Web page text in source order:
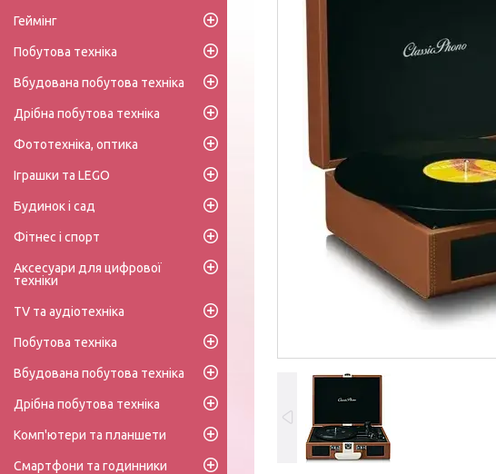
Геймінг
Побутова техніка
Вбудована побутова техніка
Дрібна побутова техніка
Фототехніка, оптика
Іграшки та LEGO
Будинок і сад
Фітнес і спорт
Аксесуари для цифрової
техніки
TV та аудіотехніка
Побутова техніка
Вбудована побутова техніка
Дрібна побутова техніка
Комп'ютери та планшети
Смартфони та годинники